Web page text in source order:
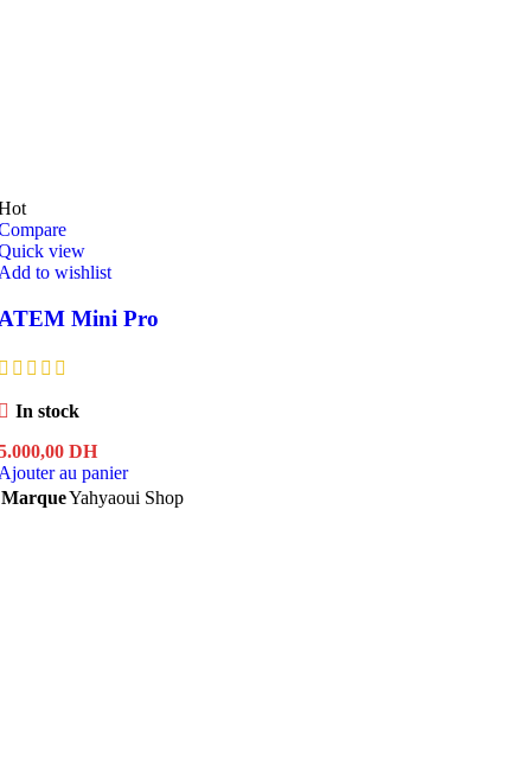
view
to wishlist
Mini Pro
In stock
DH
au panier
MarqueYahyaoui Shop